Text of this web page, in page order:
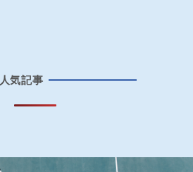
人気記事